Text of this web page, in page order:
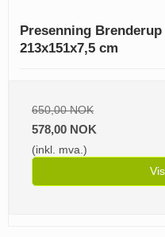
Presenning
213x151x7,5 cm
650,00 NOK
578,00 NOK
(inkl. mva.)